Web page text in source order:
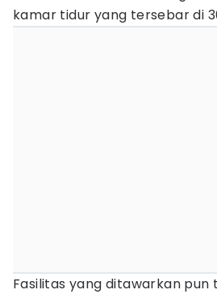
kamar tidur yang tersebar di
Fasilitas yang ditawarkan